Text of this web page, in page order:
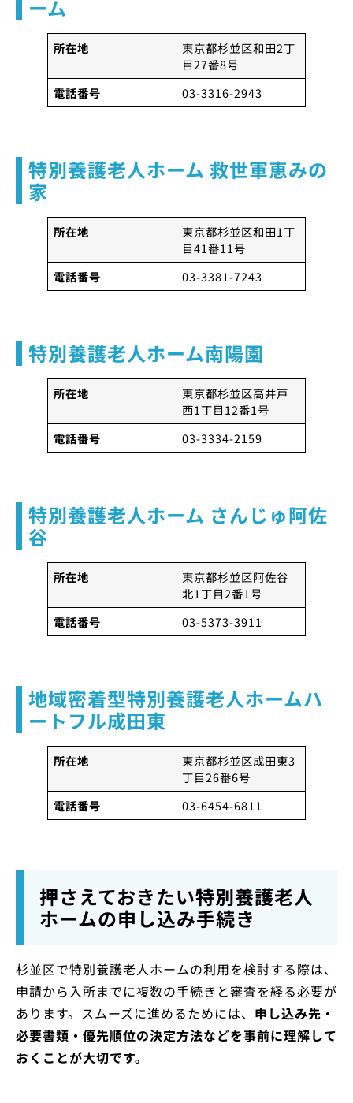
ーム
所在地
東京都杉並区和田2丁
目27番8号
電話番号
03-3316-2943
特別養護老人ホーム 救世軍恵みの
家
所在地
東京都杉並区和田1丁
目41番11号
電話番号
03-3381-7243
特別養護老人ホーム南陽園
所在地
東京都杉並区高井戸
西1丁目12番1号
電話番号
03-3334-2159
特別養護老人ホーム さんじゅ阿佐
谷
所在地
東京都杉並区阿佐谷
北1丁目2番1号
電話番号
03-5373-3911
地域密着型特別養護老人ホームハ
ートフル成田東
所在地
東京都杉並区成田東3
丁目26番6号
電話番号
03-6454-6811
押さえておきたい特別養護老人
ホームの申し込み手続き
杉並区で特別養護老人ホームの利用を検討する際は、
申請から入所までに複数の手続きと審査を経る必要が
あります。スムーズに進めるためには、 申し込み先・
必要書類・優先順位の決定方法などを事前に理解して
おくことが大切です。